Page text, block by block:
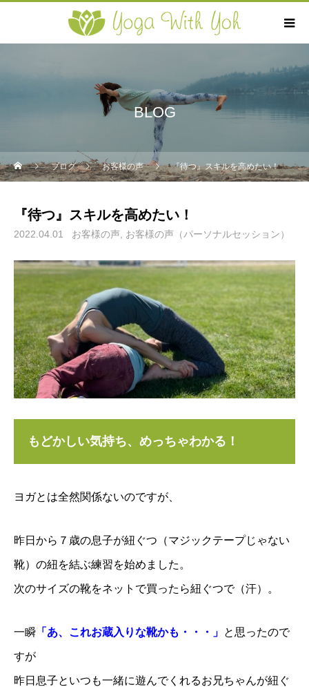
BLOG
ブログ お客様の声 『待つ』スキルを高めたい！
『待つ』スキルを高めたい！
2022.04.01 お客様の声 お客様の声（パーソナルセッション）
もどかしい気持ち、めっちゃわかる！
ヨガとは全然関係ないのですが、
昨日から７歳の息子が紐ぐつ（マジックテープじゃない
靴）の紐を結ぶ練習を始めました。
次のサイズの靴をネットで買ったら紐ぐつで（汗）。
一瞬 「あ、これお蔵入りな靴かも・・・」 と思ったので
すが
昨日息子といつも一緒に遊んでくれるお兄ちゃんが紐ぐ